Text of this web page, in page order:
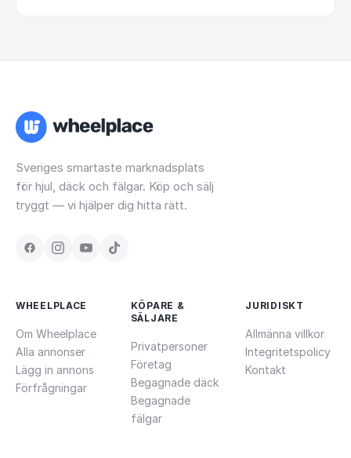
Sveriges smartaste marknadsplats
för hjul, däck och fälgar. Köp och sälj
tryggt — vi hjälper dig hitta rätt.
WHEELPLACE
Om Wheelplace
Alla annonser
Lägg in annons
Förfrågningar
KÖPARE &
SÄLJARE
Privatpersoner
Företag
Begagnade däck
Begagnade
fälgar
JURIDISKT
Allmänna villkor
Integritetspolicy
Kontakt